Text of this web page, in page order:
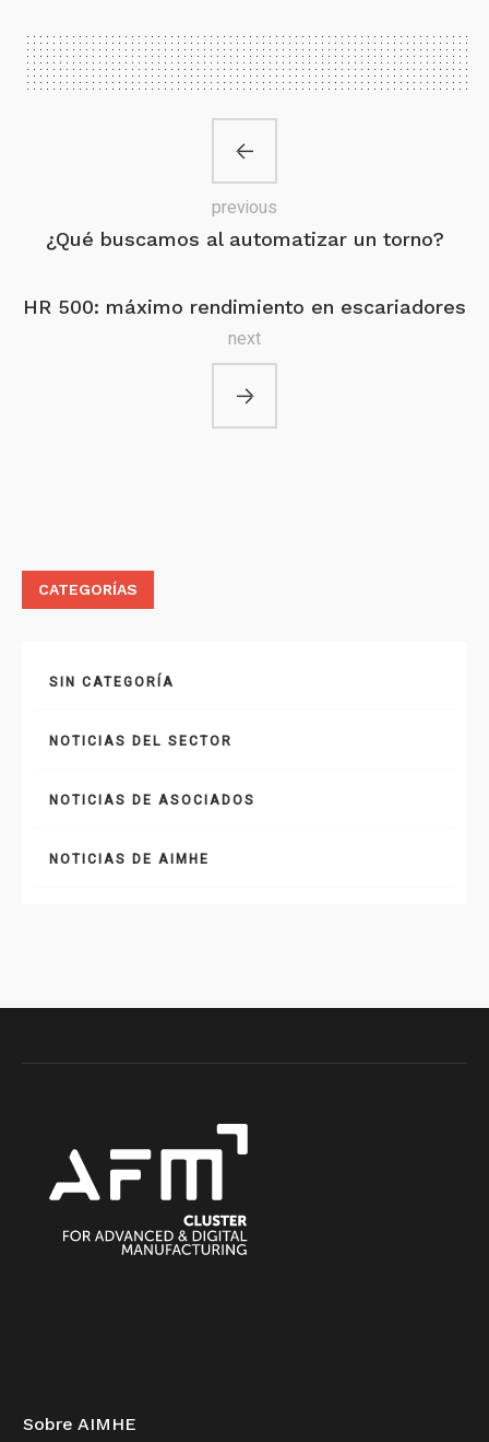
¿Qué buscamos al automatizar un torno?
previous
HR 500: máximo rendimiento en escariadores
next
CATEGORÍAS
SIN CATEGORÍA
NOTICIAS DEL SECTOR
NOTICIAS DE ASOCIADOS
NOTICIAS DE AIMHE
Sobre AIMHE